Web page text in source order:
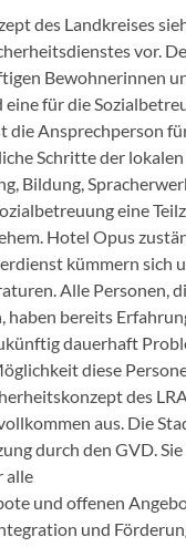
des Landkreises
vor.
Bewohnerinnen
für die
die Ansprechperson
Schritte der
Bildung,
eine
Hotel Opus
kümmern sich
Alle Personen,
haben bereits
dauerhaft
diese
des
aus. Die
durch den GVD.
alle
und offenen
und